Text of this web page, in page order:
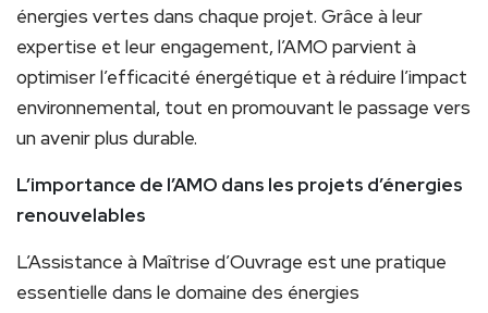
énergies vertes dans chaque projet. Grâce à leur
expertise et leur engagement, l’AMO parvient à
optimiser l’efficacité énergétique et à réduire l’impact
environnemental, tout en promouvant le passage vers
un avenir plus durable.
L’importance de l’AMO dans les projets d’énergies
renouvelables
L’Assistance à Maîtrise d’Ouvrage est une pratique
essentielle dans le domaine des énergies